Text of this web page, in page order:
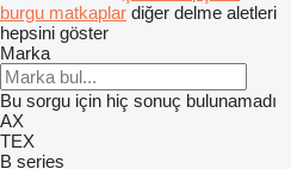
burgu matkaplar diğer delme aletleri
hepsini göster
Marka
Bu sorgu için hiç sonuç bulunamadı
AX
TEX
B series